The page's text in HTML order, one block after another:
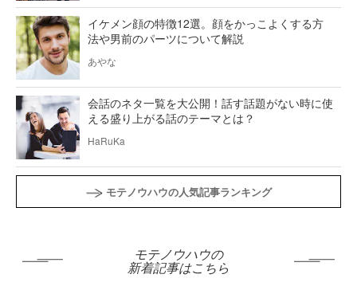
イケメン顔の特徴12選。顔をかっこよくする方
法や男前のパーツについて解説
あやな
会話のネタ一覧を大公開！話す話題がない時に使
える盛り上がる話のテーマとは？
HaRuKa
モテノウハウの人気記事ランキング
モテノウハウの
新着記事はこちら